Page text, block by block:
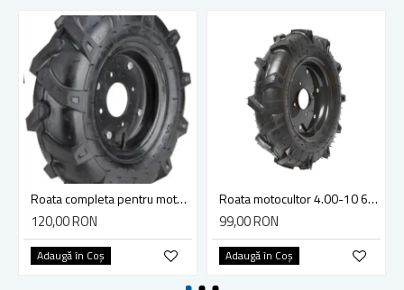
Roata completa pentru motocultor / motosapa 4.00-12
120,00 RON
Adaugă în Coş
Roata motocultor 4.00-10 6PR
99,00 RON
Adaugă în Coş